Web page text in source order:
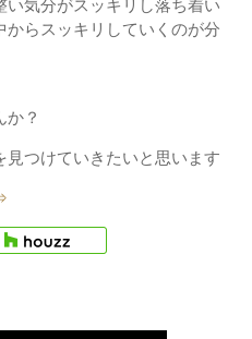
気分がスッキリし落ち着い
らスッキリしていくのが分
か？
つけていきたいと思います